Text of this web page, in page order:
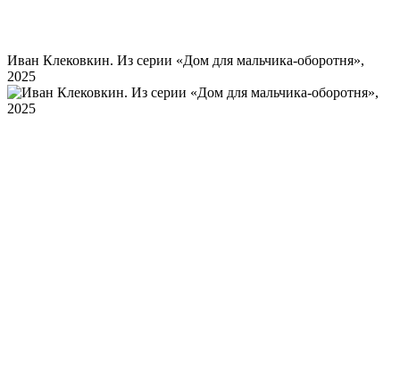
Иван Клековкин. Из серии «Дом для мальчика-оборотня»,
2025